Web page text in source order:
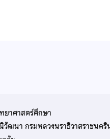
ยาศาสตร์ศึกษา
วัฒนา กรมหลวงนราธิวาสราชนค